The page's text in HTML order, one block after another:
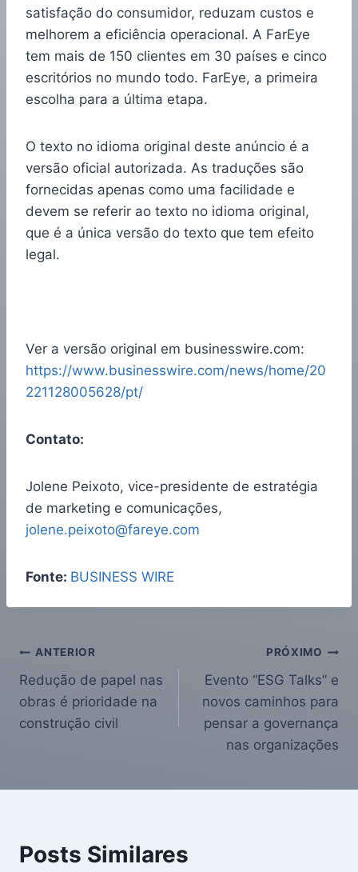
satisfação do consumidor, reduzam custos e
melhorem a eficiência operacional. A FarEye
tem mais de 150 clientes em 30 países e cinco
escritórios no mundo todo. FarEye, a primeira
escolha para a última etapa.
O texto no idioma original deste anúncio é a
versão oficial autorizada. As traduções são
fornecidas apenas como uma facilidade e
devem se referir ao texto no idioma original,
que é a única versão do texto que tem efeito
legal.
Ver a versão original em businesswire.com:
https://www.businesswire.com/news/home/20
221128005628/pt/
Contato:
Jolene Peixoto, vice-presidente de estratégia
de marketing e comunicações,
jolene.peixoto@fareye.com
Fonte: BUSINESS WIRE
ANTERIOR
Redução de papel nas
obras é prioridade na
construção civil
PRÓXIMO
Evento “ESG Talks” e
novos caminhos para
pensar a governança
nas organizações
Posts Similares